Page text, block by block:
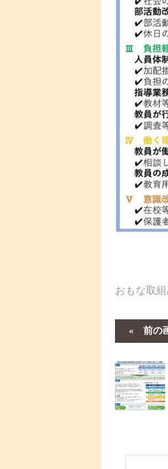
おもな取
前の